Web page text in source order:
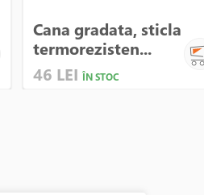
Cana gradata, sticla
termorezisten...
46 LEI ÎN STOC